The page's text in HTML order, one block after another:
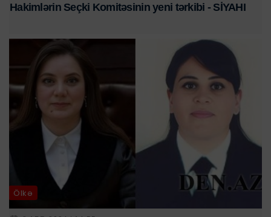
Hakimlərin Seçki Komitəsinin yeni tərkibi - SİYAHI
Ölkə